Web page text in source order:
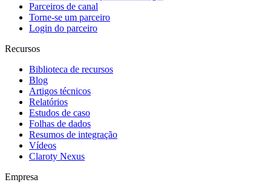
Parceiros de canal
Torne-se um parceiro
Login do parceiro
Recursos
Biblioteca de recursos
Blog
Artigos técnicos
Relatórios
Estudos de caso
Folhas de dados
Resumos de integração
Vídeos
Claroty Nexus
Empresa